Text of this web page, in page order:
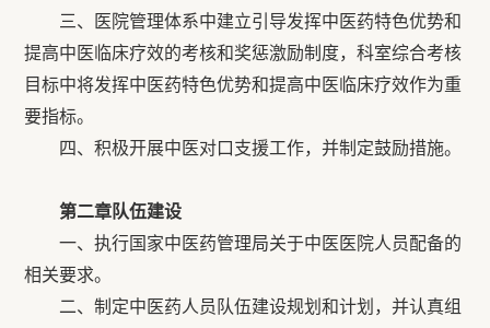
三、医院管理体系中建立引导发挥中医药特色优势和
提高中医临床疗效的考核和奖惩激励制度，科室综合考核
目标中将发挥中医药特色优势和提高中医临床疗效作为重
要指标。
四、积极开展中医对口支援工作，并制定鼓励措施。
第二章队伍建设
一、执行国家中医药管理局关于中医医院人员配备的
相关要求。
二、制定中医药人员队伍建设规划和计划，并认真组